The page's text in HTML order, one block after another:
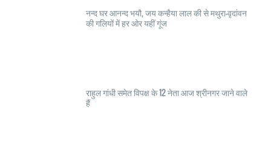
नन्द घर आनन्द भयौ, जय कन्हैया लाल की से मथुरा-वृदांवन
की गलियों में हर ओर यहीं गूंज
राहुल गांधी समेत विपक्ष के 12 नेता आज श्रीनगर जाने वाले
हैं